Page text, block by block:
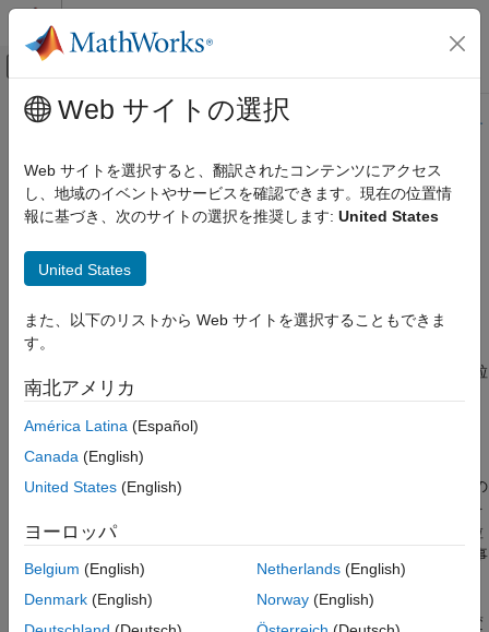
コンテンツへスキップ
オフキャンバス ナビゲーション メ
ドキュメンテーションのホーム
Robotics System Toolbox
モーション プランニングとパス プランニング
地図作成と位置推定
stateEstimatorPF
項目一覧
作成
プロパティ
オブジェクト関数
例
拡張機能
メインコンテンツ
このページの内容は最新ではありません。最新版の英語を参照す
stateEstimatorPF
粒子フィルターの状態推定器の作成
説明
オブジェクトは、推定状態の事後分布を離散粒
子によって近似する再帰的ベイズ状態推定器です。
粒子フィルター アルゴリズムは状態推定を再帰的に計算します。
予測と補正の 2 つのステップが含まれます。予測ステップでは、
与えられたシステム モデルに基づき、前の状態を使用して現在の
状態を予測します。補正ステップでは、現在のセンサー測定値を
使用して状態推定を補正します。アルゴリズムは状態空間内の粒
子を定期的に再分布 (リサンプリング) して、推定された状態の事
後分布と一致するようにします。
推定状態は状態変数で構成されます。各粒子は、これらの状態変
Web サイトの選択
Web サイトを選択すると、翻訳されたコンテンツにアクセス
し、地域のイベントやサービスを確認できます。現在の位置情
報に基づき、次のサイトの選択を推奨します: United States
United States
また、以下のリストから Web サイトを選択することもできま
す。
南北アメリカ
América Latina (Español)
Canada (English)
United States (English)
ヨーロッパ
Belgium (English)
Denmark (English)
Netherlands(English)
Norway(English)